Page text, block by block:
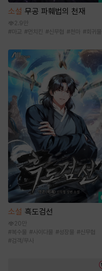
소설 무공 파훼법의 천재
2.9만
#마교 #먼치킨 #신무협 #천마 #회귀물
소설 흑도검선
20만
#복수물 #사이다물 #성장물 #신무협
#검객/무사